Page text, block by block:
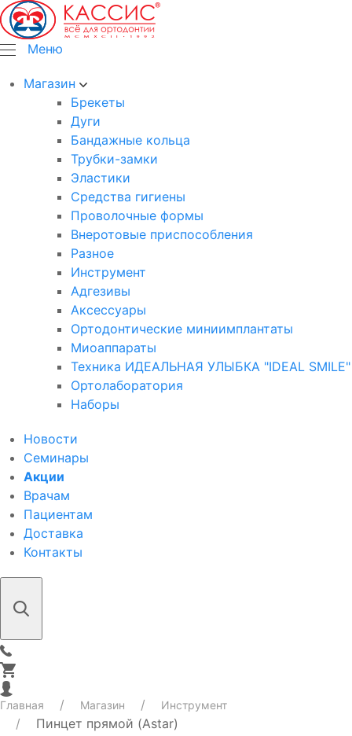
Меню
Магазин
Брекеты
Дуги
Бандажные кольца
Трубки-замки
Эластики
Средства гигиены
Проволочные формы
Внеротовые приспособления
Разное
Инструмент
Адгезивы
Аксессуары
Ортодонтические миниимплантаты
Миоаппараты
Техника ИДЕАЛЬНАЯ УЛЫБКА "IDEAL SMILE"
Ортолаборатория
Наборы
Новости
Семинары
Акции
Врачам
Пациентам
Доставка
Контакты
Главная Магазин Инструмент
Пинцет прямой (Astar)